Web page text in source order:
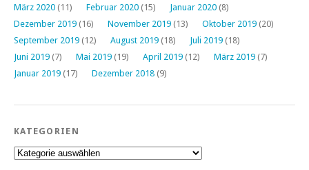
März 2020 (11) Februar 2020 (15) Januar 2020 (8)
Dezember 2019 (16) November 2019 (13) Oktober 2019 (20)
September 2019 (12) August 2019 (18) Juli 2019 (18)
Juni 2019 (7) Mai 2019 (19) April 2019 (12) März 2019 (7)
Januar 2019 (17) Dezember 2018 (9)
KATEGORIEN
Kategorien